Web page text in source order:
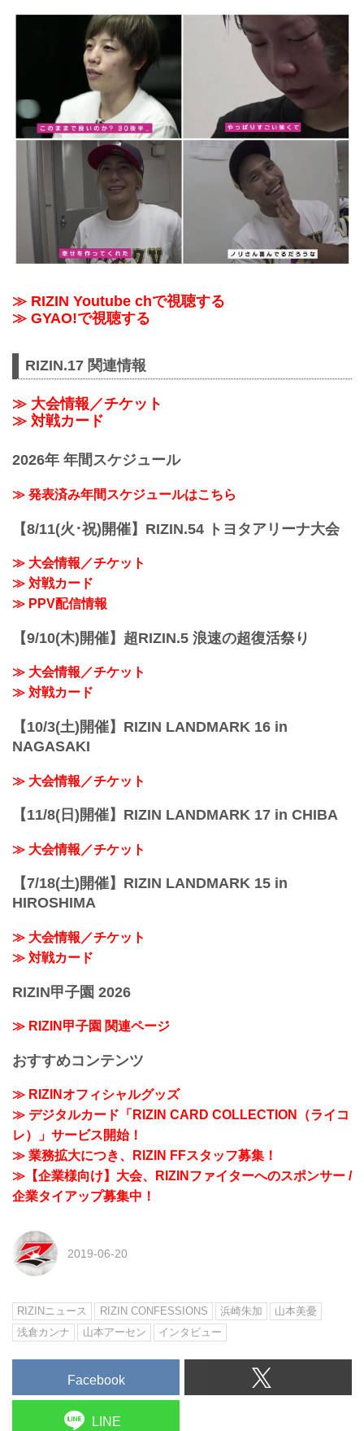
≫ RIZIN Youtube chで視聴する
≫ GYAO!で視聴する
RIZIN.17 関連情報
≫ 大会情報／チケット
≫ 対戦カード
2026年 年間スケジュール
≫ 発表済み年間スケジュールはこちら
【8/11(火･祝)開催】RIZIN.54 トヨタアリーナ大会
≫ 大会情報／チケット
≫ 対戦カード
≫ PPV配信情報
【9/10(木)開催】超RIZIN.5 浪速の超復活祭り
≫ 大会情報／チケット
≫ 対戦カード
【10/3(土)開催】RIZIN LANDMARK 16 in
NAGASAKI
≫ 大会情報／チケット
【11/8(日)開催】RIZIN LANDMARK 17 in CHIBA
≫ 大会情報／チケット
【7/18(土)開催】RIZIN LANDMARK 15 in
HIROSHIMA
≫ 大会情報／チケット
≫ 対戦カード
RIZIN甲子園 2026
≫ RIZIN甲子園 関連ページ
おすすめコンテンツ
≫ RIZINオフィシャルグッズ
≫ デジタルカード「RIZIN CARD COLLECTION（ライコ
レ）」サービス開始！
≫ 業務拡大につき、RIZIN FFスタッフ募集！
≫【企業様向け】大会、RIZINファイターへのスポンサー /
企業タイアップ募集中！
2019-06-20
RIZINニュース RIZIN CONFESSIONS 浜崎朱加
山本美憂
浅倉カンナ
山本アーセン インタビュー
Facebook
LINE